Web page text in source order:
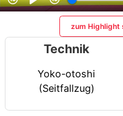
zum Highlight
Technik
Yoko-otoshi
(Seitfallzug)